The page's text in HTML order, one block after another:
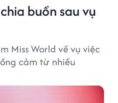
buồn sau vụ
Miss World về vụ việc
cảm từ nhiều